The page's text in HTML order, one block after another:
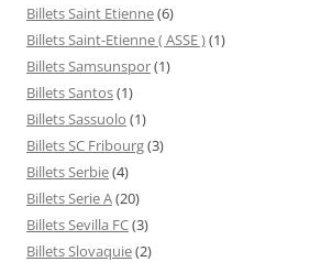
Billets Saint Etienne(6)
Billets Saint-Etienne ( ASSE )(1)
Billets Samsunspor(1)
Billets Santos(1)
Billets Sassuolo (1)
Billets SC Fribourg(3)
Billets Serbie(4)
Billets Serie A(20)
Billets Sevilla FC(3)
Billets Slovaquie(2)